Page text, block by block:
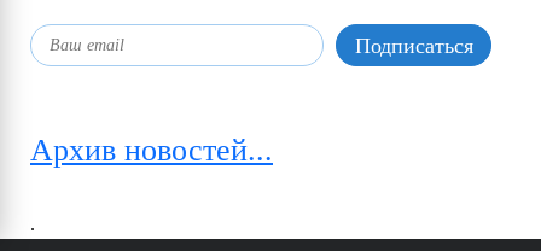
Архив новостей...
.